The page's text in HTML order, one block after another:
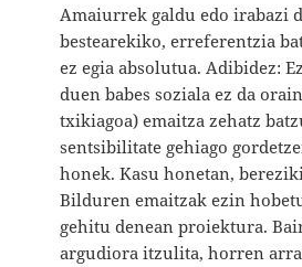
Amaiurrek galdu edo irabazi
bestearekiko, erreferentzia
ez egia absolutua. Adibidez:
duen babes soziala ez da
txikiagoa) emaitza zehatz
sentsibilitate gehiago
honek. Kasu honetan,
Bilduren emaitzak ezin
gehitu denean proiektura.
argudiora itzulita, horren